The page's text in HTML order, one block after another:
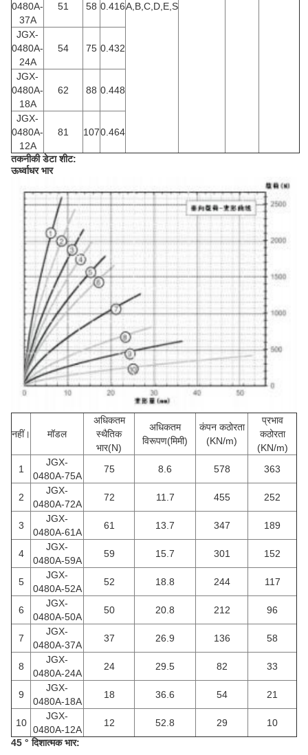
A,B,C,D,E,S
0480A-
37A
51 58 0.416
JGX-
0480A-
24A
54 75 0.432
JGX-
0480A-
18A
62 88 0.448
JGX-
0480A-
12A
81 1070.464
तकनीकी डेटा शीट:
ऊर्ध्वाधर भार
नहीं। मॉडल
अधिकतम
स्थैतिक
भार(N)
अधिकतम
विरूपण(मिमी)
कंपन कठोरता
(KN/m)
प्रभाव
कठोरता
(KN/m)
1
JGX-
0480A-75A
75 8.6 578 363
2
JGX-
0480A-72A
72 11.7 455 252
3
JGX-
0480A-61A
61 13.7 347 189
4
JGX-
0480A-59A
59 15.7 301 152
5
JGX-
0480A-52A
52 18.8 244 117
6
JGX-
0480A-50A
50 20.8 212 96
7
JGX-
0480A-37A
37 26.9 136 58
8
JGX-
0480A-24A
24 29.5 82 33
9
JGX-
0480A-18A
18 36.6 54 21
10
JGX-
0480A-12A
12 52.8 29
10
45 ° दिशात्मक भार: